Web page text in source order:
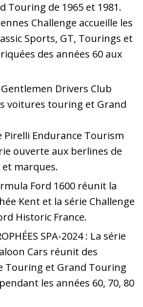
Touring de 1965 et 1981.
Challenge accueille les
Sports, GT, Tourings et
des années 60 aux
Drivers Club
voitures touring et Grand
Pirelli Endurance Tourism
ouverte aux berlines de
marques.
Ford 1600 réunit la
Kent et la série Challenge
Historic France.
SPA-2024 : La série
Cars réunit des
Touring et Grand Touring
les années 60, 70, 80